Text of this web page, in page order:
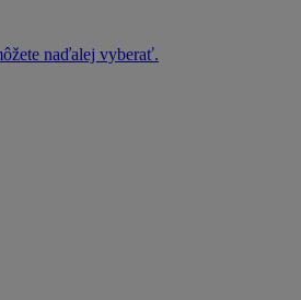
naďalej vyberať.